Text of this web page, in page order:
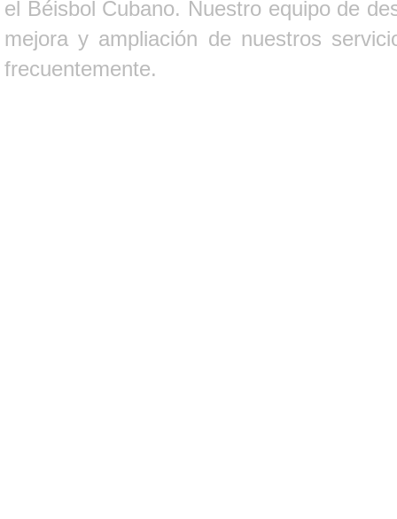
el Béisbol Cubano. Nuestro equipo de
mejora y ampliación de nuestros
frecuentemente.